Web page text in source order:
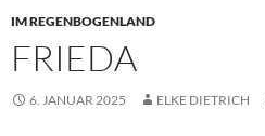
IM REGENBOGENLAND
FRIEDA
6. JANUAR 2025 ELKE DIETRICH